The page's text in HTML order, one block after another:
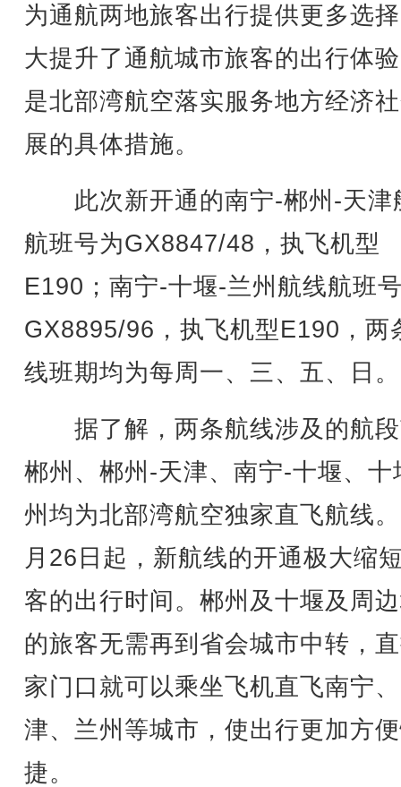
为通航两地旅客出行提供更多选
大提升了通航城市旅客的出行体
是北部湾航空落实服务地方经济
展的具体措施。
此次新开通的南宁-郴州-天津
航班号为GX8847/48，执飞机型
E190；南宁-十堰-兰州航线航班
GX8895/96，执飞机型E190，两
线班期均为每周一、三、五、日。
据了解，两条航线涉及的航
郴州、郴州-天津、南宁-十堰、十
州均为北部湾航空独家直飞航线
月26日起，新航线的开通极大缩
客的出行时间。郴州及十堰及周
的旅客无需再到省会城市中转，
家门口就可以乘坐飞机直飞南宁
津、兰州等城市，使出行更加方
捷。